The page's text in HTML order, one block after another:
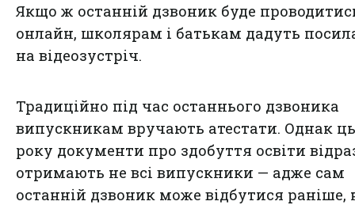
Якщо ж останній дзвоник буде
онлайн, школярам і батькам дадуть
на відеозустріч.
Традиційно під час останнього дзвоника
випускникам вручають атестати. Однак
року документи про здобуття освіти
отримають не всі випускники — адже сам
останній дзвоник може відбутися раніше,